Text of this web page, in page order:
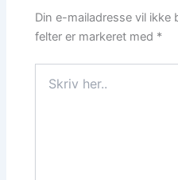
Din e-mailadresse vil ikke
felter er markeret med *
her..